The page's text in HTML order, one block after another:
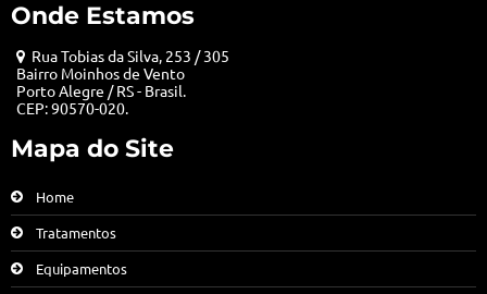
Onde Estamos
Rua Tobias da Silva, 253 / 305
Bairro Moinhos de Vento
Porto Alegre / RS - Brasil.
CEP: 90570-020.
Mapa do Site
Home
Tratamentos
Equipamentos